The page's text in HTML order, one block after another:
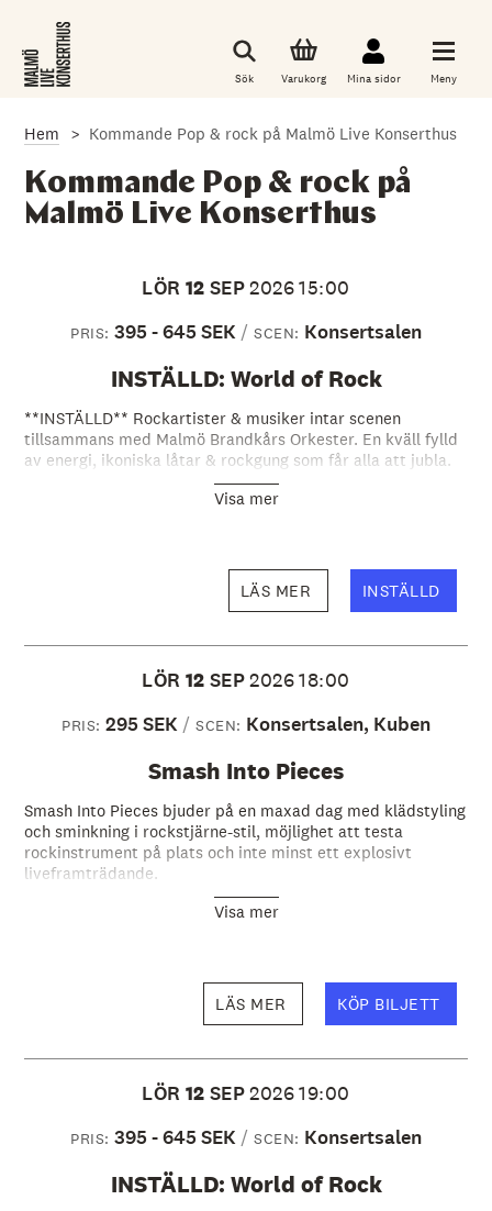
Sök Varukorg Mina sidor Meny
Hem Kommande Pop & rock på Malmö Live Konserthus
Kommande Pop & rock på
Malmö Live Konserthus
LÖR 12 SEP202615:00
PRIS: 395 - 645 SEK SCEN: Konsertsalen
INSTÄLLD: World of Rock
**INSTÄLLD** Rockartister & musiker intar scenen
tillsammans med Malmö Brandkårs Orkester. En kväll fylld
av energi, ikoniska låtar & rockgung som får alla att jubla.
Visa mer
INSTÄLLD
LÄS MER
LÖR 12 SEP202618:00
PRIS: 295 SEK SCEN: Konsertsalen, Kuben
Smash Into Pieces
Smash Into Pieces bjuder på en maxad dag med klädstyling
och sminkning i rockstjärne-stil, möjlighet att testa
rockinstrument på plats och inte minst ett explosivt
liveframträdande.
Visa mer
KÖP BILJETT
LÄS MER
LÖR 12 SEP202619:00
PRIS: 395 - 645 SEK SCEN: Konsertsalen
INSTÄLLD: World of Rock